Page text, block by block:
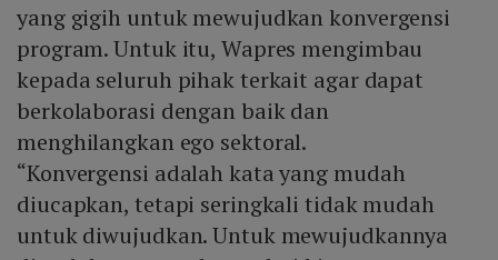
yang gigih untuk mewujudkan konvergensi
program. Untuk itu, Wapres mengimbau
kepada seluruh pihak terkait agar dapat
berkolaborasi dengan baik dan
menghilangkan ego sektoral.
“Konvergensi adalah kata yang mudah
diucapkan, tetapi seringkali tidak mudah
untuk diwujudkan. Untuk mewujudkannya